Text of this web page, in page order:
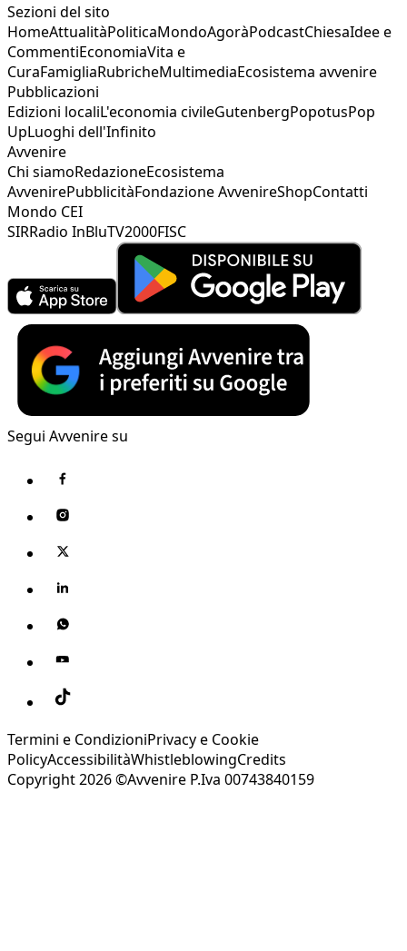
Sezioni del sito
HomeAttualitàPoliticaMondoAgoràPodcastChiesaIdee e
CommentiEconomiaVita e
CuraFamigliaRubricheMultimediaEcosistema avvenire
Pubblicazioni
Edizioni localiL'economia civileGutenbergPopotusPop
UpLuoghi dell'Infinito
Avvenire
Chi siamoRedazioneEcosistema
AvvenirePubblicitàFondazione AvvenireShopContatti
Mondo CEI
SIRRadio InBluTV2000FISC
Segui Avvenire su
Termini e CondizioniPrivacy e Cookie
PolicyAccessibilitàWhistleblowingCredits
Copyright 2026 ©Avvenire P.Iva 00743840159